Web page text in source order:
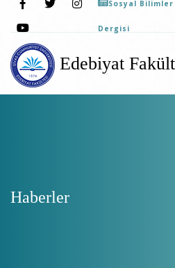
Sosyal Bilimler
Dergisi
Edebiyat
Haberler